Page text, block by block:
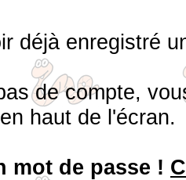
déjà enregistré
de compte,
haut de l'écran.
mot de passe !